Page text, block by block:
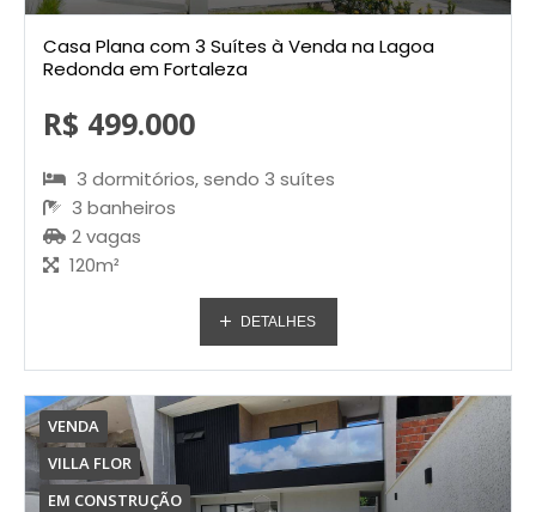
Casa Plana com 3 Suítes à Venda na Lagoa
Redonda em Fortaleza
R$ 499.000
3 dormitórios, sendo 3 suítes
3 banheiros
2 vagas
120m²
DETALHES
VENDA
VILLA FLOR
EM CONSTRUÇÃO